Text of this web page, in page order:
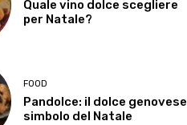
Quale vino dolce scegliere
per Natale?
FOOD
Pandolce: il dolce genovese
simbolo del Natale